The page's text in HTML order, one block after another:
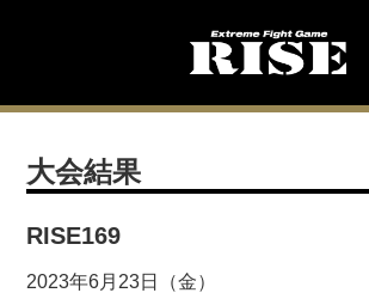
大会結果
RISE169
2023年6月23日（金）